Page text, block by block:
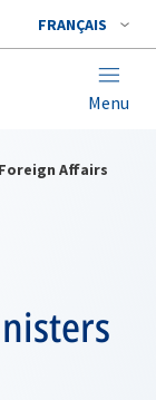
FRANÇAIS
Menu
Affairs